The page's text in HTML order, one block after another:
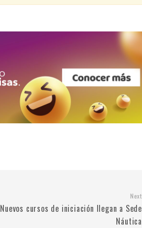
Next
Nuevos cursos de iniciación llegan a Sede
Náutica